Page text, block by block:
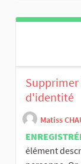
Supprimer
d'identité
Matiss
élément